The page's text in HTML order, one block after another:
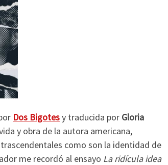
Dos Bigotesy traducida por Gloria
y obra de la autora americana,
como son la identidad de
me recordó al ensayo La ridícula idea